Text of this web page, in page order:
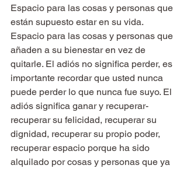
Espacio para las cosas y personas que
están supuesto estar en su vida.
Espacio para las cosas y personas que
añaden a su bienestar en vez de
quitarle. El adiós no significa perder, es
importante recordar que usted nunca
puede perder lo que nunca fue suyo. El
adiós significa ganar y recuperar-
recuperar su felicidad, recuperar su
dignidad, recuperar su propio poder,
recuperar espacio porque ha sido
alquilado por cosas y personas que ya